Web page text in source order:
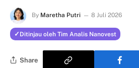
By Maretha Putri 8 Juli 2026
Ditinjau oleh Tim Analis Nanovest
Share